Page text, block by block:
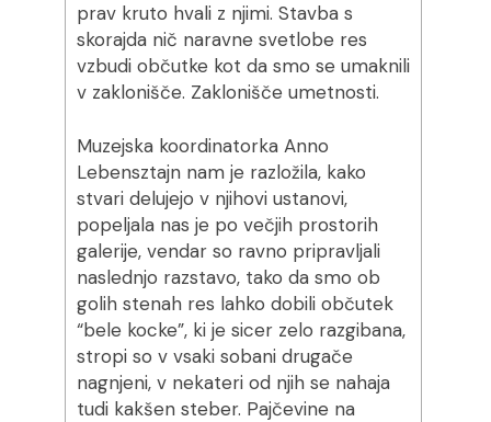
prav kruto hvali z njimi. Stavba s
skorajda nič naravne svetlobe res
vzbudi občutke kot da smo se umaknili
v zaklonišče. Zaklonišče umetnosti.
Muzejska koordinatorka Anno
Lebensztajn nam je razložila, kako
stvari delujejo v njihovi ustanovi,
popeljala nas je po večjih prostorih
galerije, vendar so ravno pripravljali
naslednjo razstavo, tako da smo ob
golih stenah res lahko dobili občutek
“bele kocke”, ki je sicer zelo razgibana,
stropi so v vsaki sobani drugače
nagnjeni, v nekateri od njih se nahaja
tudi kakšen steber. Pajčevine na